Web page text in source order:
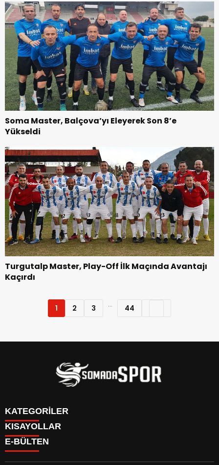
Soma Master, Balçova’yı Eleyerek Son 8’e
Yükseldi
Turgutalp Master, Play-Off İlk Maçında Avantajı
Kaçırdı
1 2 3 ... 44
KATEGORİLER
İletişim
İstatistikler & Puan Durumu & Fikstür
KISAYOLLAR
Genel
Somaspor
E-BÜLTEN